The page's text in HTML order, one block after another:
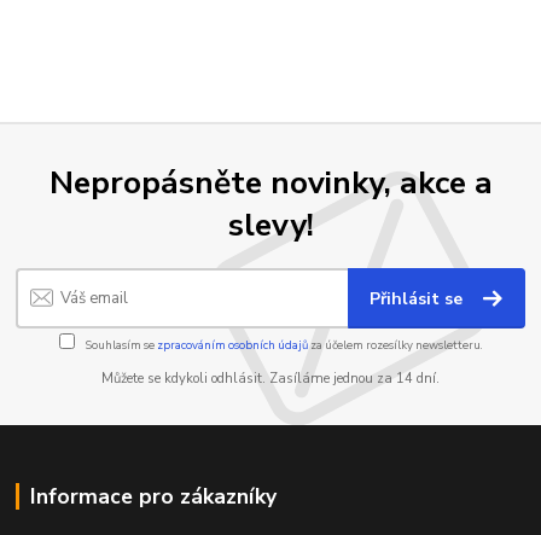
Nepropásněte novinky, akce a
slevy!
Přihlásit se
Souhlasím se zpracováním osobních údajůza účelem rozesílky newsletteru.
Můžete se kdykoli odhlásit. Zasíláme jednou za 14 dní.
Informace pro zákazníky